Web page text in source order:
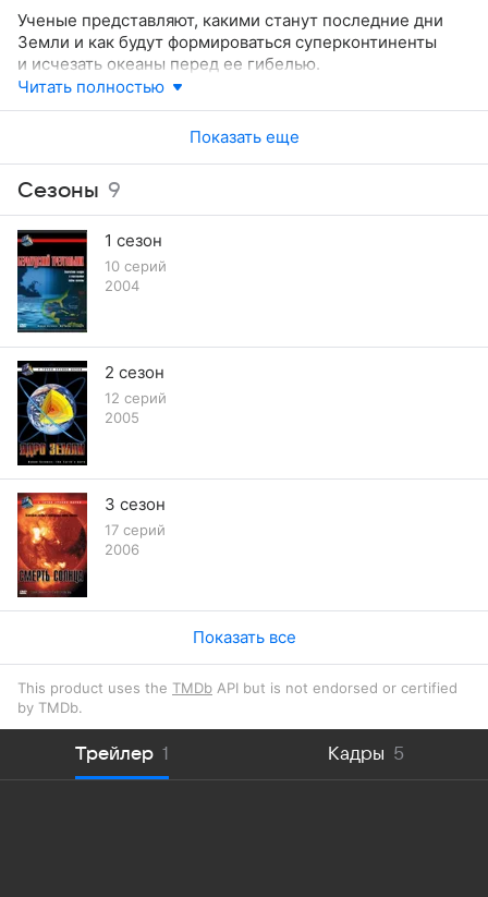
Ученые представляют, какими станут последние дни
Земли и как будут формироваться суперконтиненты
и исчезать океаны перед ее гибелью.
Читать полностью
Показать еще
Сезоны 9
1 сезон
10 серий
2004
2 сезон
12 серий
2005
3 сезон
17 серий
2006
Показать все
This product uses the TMDb API but is not endorsed or certified
by TMDb.
Трейлер 1 Кадры 5